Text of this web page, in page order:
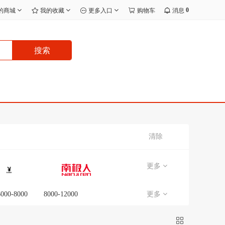
商城 我的收藏 更多入口 购物车 消息 0
搜索
清除
更多
8000 8000-12000 更多